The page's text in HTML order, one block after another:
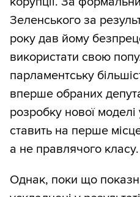
Зеленського за
року дав йому
використати свою
парламентську
вперше обраних
розробку нової
ставить на перше
а не правлячого класу.
Однак, поки що